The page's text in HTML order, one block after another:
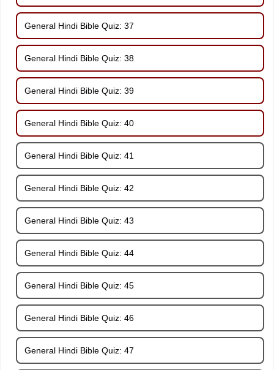
General Hindi Bible Quiz: 37
General Hindi Bible Quiz: 38
General Hindi Bible Quiz: 39
General Hindi Bible Quiz: 40
General Hindi Bible Quiz: 41
General Hindi Bible Quiz: 42
General Hindi Bible Quiz: 43
General Hindi Bible Quiz: 44
General Hindi Bible Quiz: 45
General Hindi Bible Quiz: 46
General Hindi Bible Quiz: 47